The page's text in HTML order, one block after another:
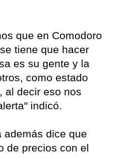
que en Comodoro
tiene que hacer
es su gente y la
como estado
al decir eso nos
indicó.
además dice que
de precios con el